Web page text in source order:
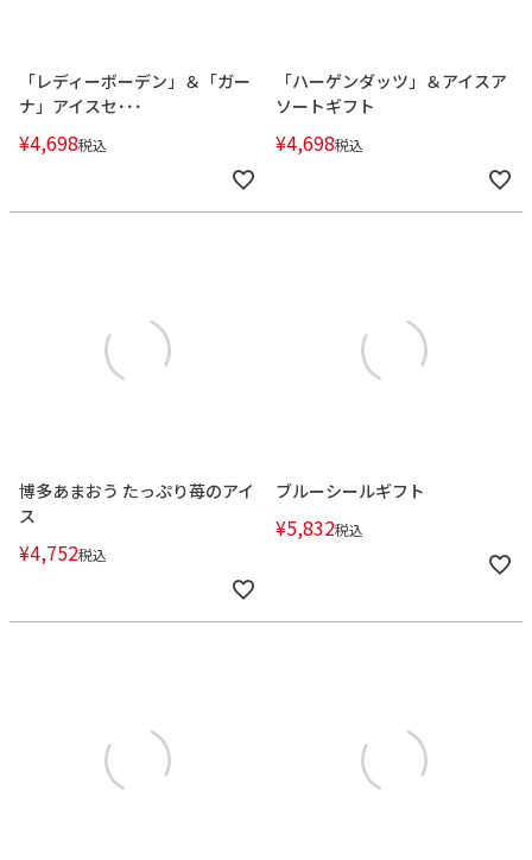
「レディーボーデン」＆「ガー
ナ」アイスセ･･･
¥4,698税込
「ハーゲンダッツ」＆アイスア
ソートギフト
¥4,698税込
博多あまおう たっぷり苺のアイ
ス
¥4,752税込
ブルーシールギフト
¥5,832税込